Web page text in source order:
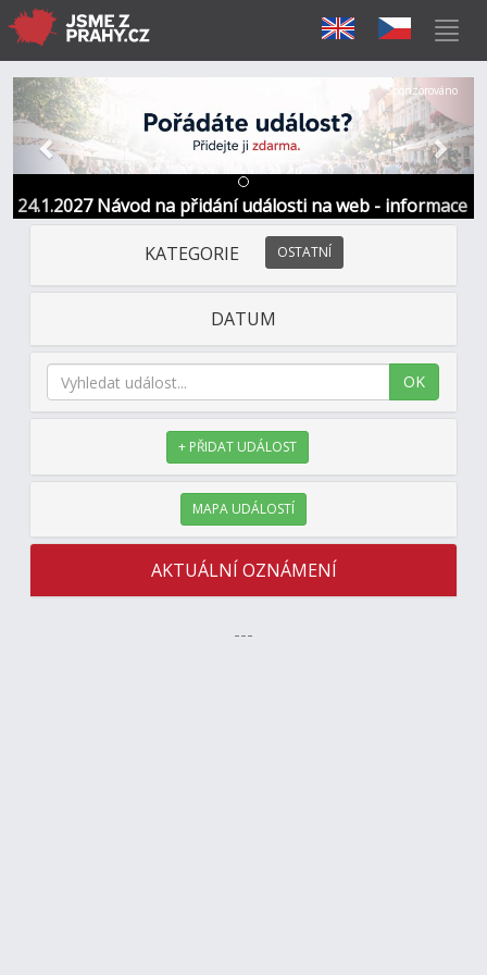
24.1.2027 Návod na přidání události na web - informace
a kontakt
Předchozí Další
Sponzorováno
KATEGORIE OSTATNÍ
DATUM
OK
+ PŘIDAT UDÁLOST
MAPA UDÁLOSTÍ
AKTUÁLNÍ OZNÁMENÍ
---